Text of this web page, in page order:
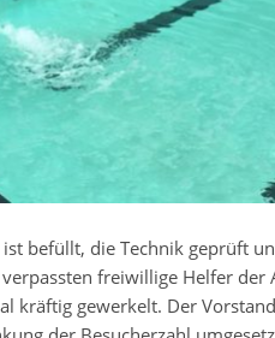
befüllt, die Technik geprüft
freiwillige Helfer der
kräftig gewerkelt. Der